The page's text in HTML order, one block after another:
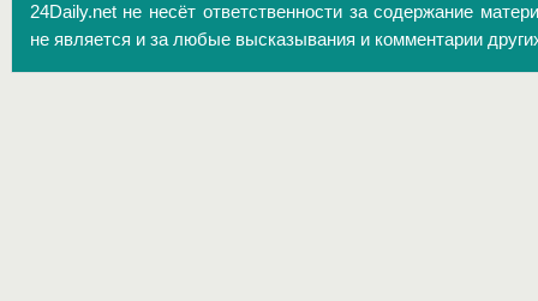
24Daily.net не несёт ответственности за содержание
не является и за любые высказывания и комментарии